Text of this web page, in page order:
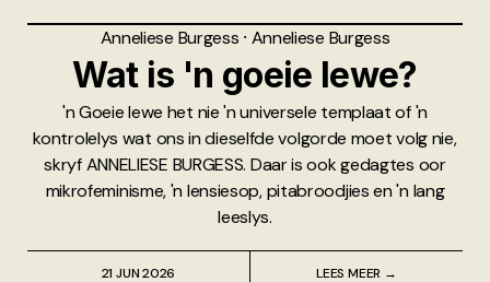
Anneliese Burgess ⸱ Anneliese Burgess
Wat is 'n goeie lewe?
'n Goeie lewe het nie 'n universele templaat of 'n
kontrolelys wat ons in dieselfde volgorde moet volg nie,
skryf ANNELIESE BURGESS. Daar is ook gedagtes oor
mikrofeminisme, 'n lensiesop, pitabroodjies en 'n lang
leeslys.
21 JUN 2026 LEES MEER →